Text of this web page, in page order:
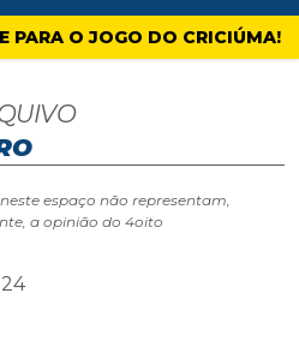
PARA O JOGO DO CRICIÚMA!
espaço não representam,
a opinião do 4oito